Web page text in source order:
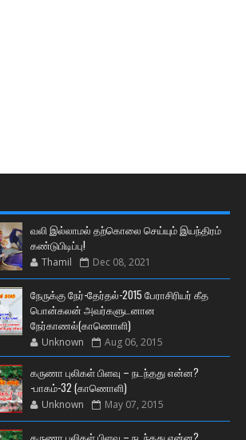
வலி இல்லாமல் தற்கொலை செய்யும் இயந்திரம்
கண்டுபிடிப்பு!
Thamil Dec 08, 2021
நேருக்கு நேர்-தேர்தல்-2015 பேராசிரியர் கீத
பொன்கலன் அவர்களுடனான
நேர்காணல்(காணொளி)
Unknown Aug 06, 2015
கருணா புலிகள் பிளவு – நடந்தது என்ன?
-பாகம்-32 (காணொளி)
Unknown May 07, 2015
கருணா புலிகள் பிளவு – நடந்தது என்ன?